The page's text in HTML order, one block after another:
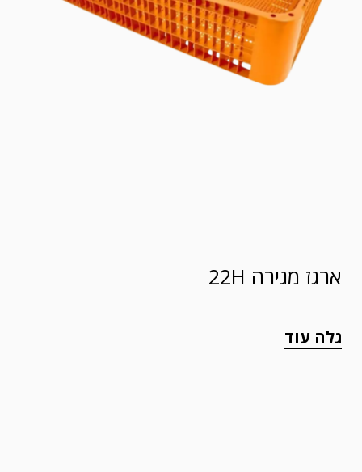
ארגז מגירה 22H
גלה עוד